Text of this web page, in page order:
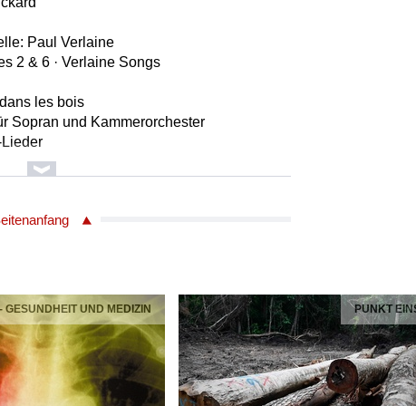
Paul Verlaine
2 & 6 · Verlaine Songs
les bois
Sopran und Kammerorchester
Orchester
GESUNDHEIT UND MEDIZIN PUNKT